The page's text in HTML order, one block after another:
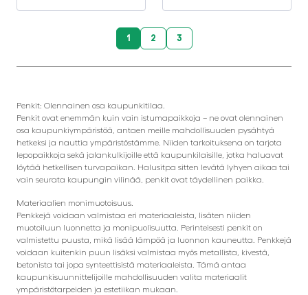
1 2 3
Penkit: Olennainen osa kaupunkitilaa.
Penkit ovat enemmän kuin vain istumapaikkoja – ne ovat olennainen
osa kaupunkiympäristöä, antaen meille mahdollisuuden pysähtyä
hetkeksi ja nauttia ympäristöstämme. Niiden tarkoituksena on tarjota
lepopaikkoja sekä jalankulkijoille että kaupunkilaisille, jotka haluavat
löytää hetkellisen turvapaikan. Halusitpa sitten levätä lyhyen aikaa tai
vain seurata kaupungin vilinää, penkit ovat täydellinen paikka.
Materiaalien monimuotoisuus.
Penkkejä voidaan valmistaa eri materiaaleista, lisäten niiden
muotoiluun luonnetta ja monipuolisuutta. Perinteisesti penkit on
valmistettu puusta, mikä lisää lämpöä ja luonnon kauneutta. Penkkejä
voidaan kuitenkin puun lisäksi valmistaa myös metallista, kivestä,
betonista tai jopa synteettisistä materiaaleista. Tämä antaa
kaupunkisuunnittelijoille mahdollisuuden valita materiaalit
ympäristötarpeiden ja estetiikan mukaan.